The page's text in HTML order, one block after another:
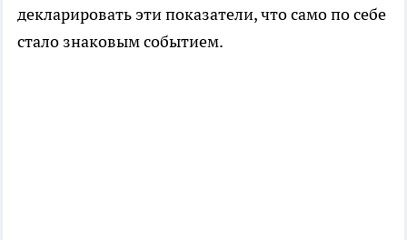
декларировать эти показатели, что само по себе
стало знаковым событием.